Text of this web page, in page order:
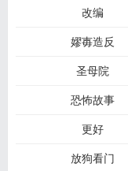
改编
嫪毐造反
圣母院
恐怖故事
更好
放狗看门